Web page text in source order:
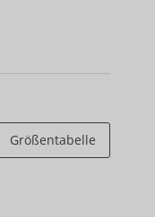
Größentabelle